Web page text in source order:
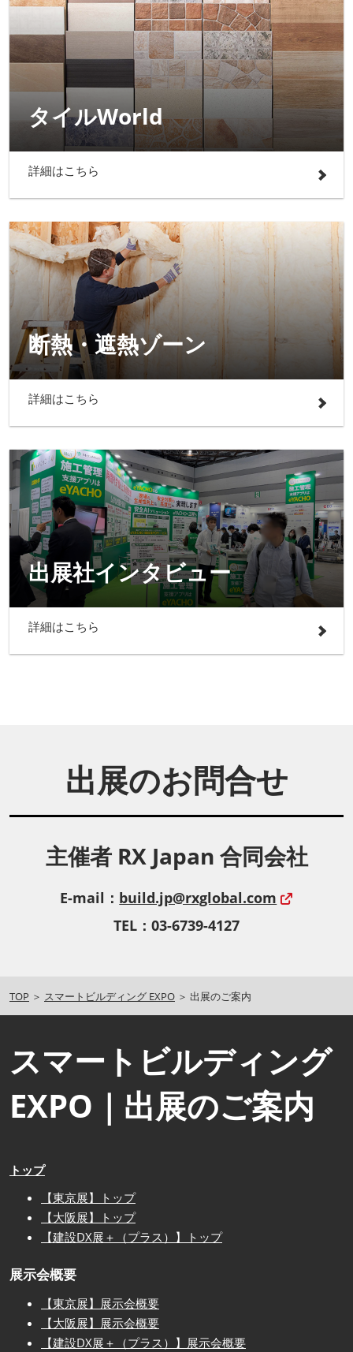
タイルWorld
詳細はこちら
断熱・遮熱ゾーン
詳細はこちら
出展社インタビュー
詳細はこちら
出展のお問合せ
主催者 RX Japan 合同会社
E-mail： build.jp@rxglobal.com
TEL：03-6739-4127
TOP ＞ スマートビルディング EXPO ＞ 出展のご案内
スマートビルディング
EXPO｜出展のご案内
トップ
【東京展】トップ
【大阪展】トップ
【建設DX展＋（プラス）】トップ
展示会概要
【東京展】展示会概要
【大阪展】展示会概要
【建設DX展＋（プラス）】展示会概要